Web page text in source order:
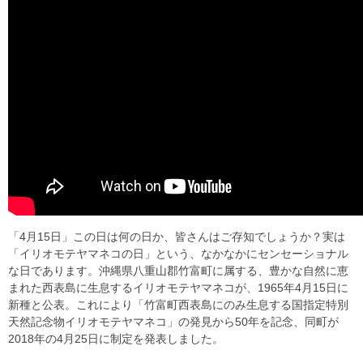
「4月15日」この日は何の日か、皆さんはご存知でしょうか？実は
「イリオモテヤマネコの日」という、なかなかにセンセーショナル
な日であります。沖縄県八重山郡竹富町に属する、豊かな自然に恵
まれた西表島に生息するイリオモテヤマネコが、1965年4月15日に
新種と公表。これにより「竹富町西表島にのみ生息する国指定特別
天然記念物イリオモテヤマネコ」の発見から50年を記念、同町が
2018年の4月25日に制定を発表しました。